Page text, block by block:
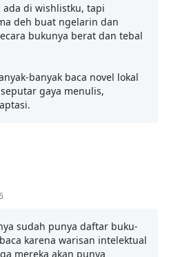
ada di wishlistku, tapi
deh buat ngelarin dan
bukunya berat dan tebal
banyak baca novel lokal
gaya menulis,
sudah punya daftar buku-
karena warisan intelektual
mereka akan punya